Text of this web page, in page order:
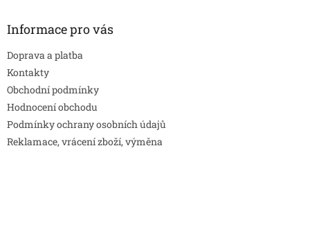
Informace pro vás
Doprava a platba
Kontakty
Obchodní podmínky
Hodnocení obchodu
Podmínky ochrany osobních údajů
Reklamace, vrácení zboží, výměna